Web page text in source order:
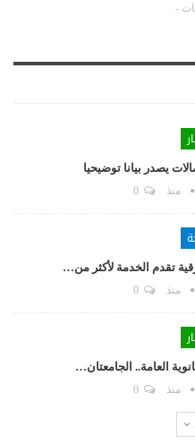
يصدر بيانا توضيحيا
منذ
منذ
العامة.. الجامعتان…
منذ